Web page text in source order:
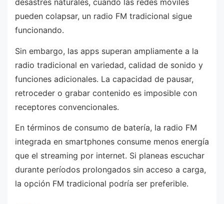
desastres naturales, cuando las redes móviles
pueden colapsar, un radio FM tradicional sigue
funcionando.
Sin embargo, las apps superan ampliamente a la
radio tradicional en variedad, calidad de sonido y
funciones adicionales. La capacidad de pausar,
retroceder o grabar contenido es imposible con
receptores convencionales.
En términos de consumo de batería, la radio FM
integrada en smartphones consume menos energía
que el streaming por internet. Si planeas escuchar
durante períodos prolongados sin acceso a carga,
la opción FM tradicional podría ser preferible.